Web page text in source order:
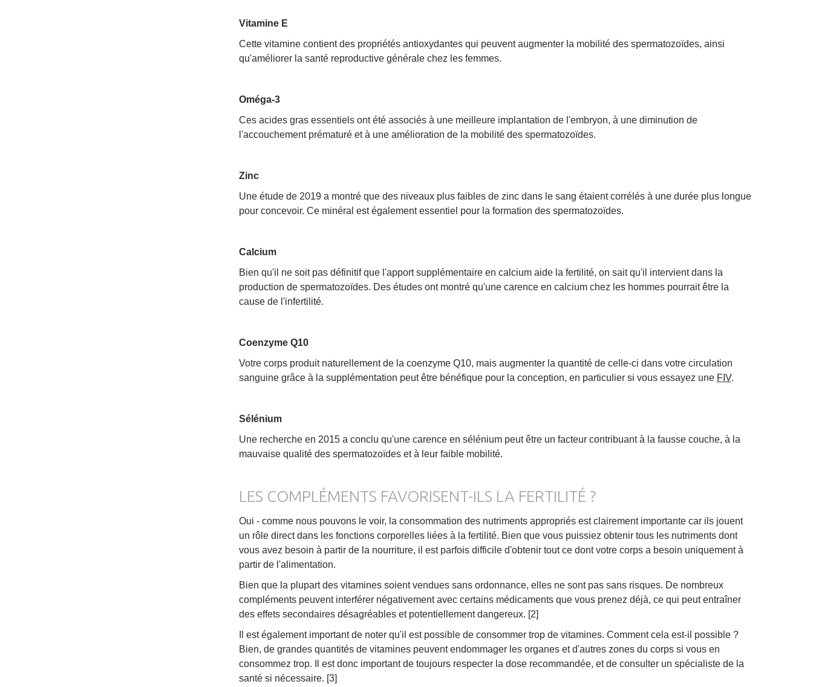
Vitamine E
Cette vitamine contient des propriétés antioxydantes qui peuvent augmenter la mobilité des spermatozoïdes, ainsi
qu'améliorer la santé reproductive générale chez les femmes.
Oméga-3
Ces acides gras essentiels ont été associés à une meilleure implantation de l'embryon, à une diminution de
l'accouchement prématuré et à une amélioration de la mobilité des spermatozoïdes.
Zinc
Une étude de 2019 a montré que des niveaux plus faibles de zinc dans le sang étaient corrélés à une durée plus longue
pour concevoir. Ce minéral est également essentiel pour la formation des spermatozoïdes.
Calcium
Bien qu'il ne soit pas définitif que l'apport supplémentaire en calcium aide la fertilité, on sait qu'il intervient dans la
production de spermatozoïdes. Des études ont montré qu'une carence en calcium chez les hommes pourrait être la
cause de l'infertilité.
Coenzyme Q10
Votre corps produit naturellement de la coenzyme Q10, mais augmenter la quantité de celle-ci dans votre circulation
sanguine grâce à la supplémentation peut être bénéfique pour la conception, en particulier si vous essayez une FIV.
Sélénium
Une recherche en 2015 a conclu qu'une carence en sélénium peut être un facteur contribuant à la fausse couche, à la
mauvaise qualité des spermatozoïdes et à leur faible mobilité.
LES COMPLÉMENTS FAVORISENT-ILS LA FERTILITÉ ?
Oui - comme nous pouvons le voir, la consommation des nutriments appropriés est clairement importante car ils jouent
un rôle direct dans les fonctions corporelles liées à la fertilité. Bien que vous puissiez obtenir tous les nutriments dont
vous avez besoin à partir de la nourriture, il est parfois difficile d'obtenir tout ce dont votre corps a besoin uniquement à
partir de l'alimentation.
Bien que la plupart des vitamines soient vendues sans ordonnance, elles ne sont pas sans risques. De nombreux
compléments peuvent interférer négativement avec certains médicaments que vous prenez déjà, ce qui peut entraîner
des effets secondaires désagréables et potentiellement dangereux. [2]
Il est également important de noter qu'il est possible de consommer trop de vitamines. Comment cela est-il possible ?
Bien, de grandes quantités de vitamines peuvent endommager les organes et d'autres zones du corps si vous en
consommez trop. Il est donc important de toujours respecter la dose recommandée, et de consulter un spécialiste de la
santé si nécessaire. [3]